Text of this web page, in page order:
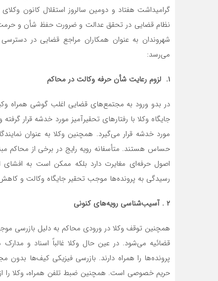
گرامیداشت هفتاد و دومین سالروز استقلال کانون
نظام قضایی در تحقق عدالت و ضرورت حفظ شأن و حرمت
شهروندان به عنوان همکاران مراجع قضایی در
می‌رسد:
۱. لزوم رعایت شأن حرفه وکالت در محاکم
در بدو ورود به مجتمع‌های قضایی اغلب گوشی همراه
جایگاه وکلا با رفتار‌های تحقیر‌آمیز مورد خدشه قرار
مورد خدشه قرار می‌گیرد. همچنین وکلا به عنوان
حساس هستند. متأسفانه رویه رایج در برخی از محاکم
اصول حرفه‌ای مغایرت دارد بلکه ممکن است به افشای
رسیدگی به پرونده‌ها موجب تحقیر جایگاه وکالت و
۲ . آسیب‌شناسی رویه‌های کنونی
همچنین توقف وکلا در ورودی محاکم به دلیل بازرسی
قضائیه می‌شود. در عین حال وکلا غالباً اسناد و
حریم خصوصی است. همچنین ضبط تلفن همراه، وکلا را